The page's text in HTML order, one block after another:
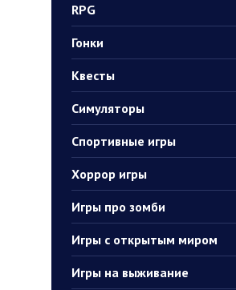
RPG
Гонки
Квесты
Симуляторы
Спортивные игры
Хоррор игры
Игры про зомби
Игры с открытым миром
Игры на выживание